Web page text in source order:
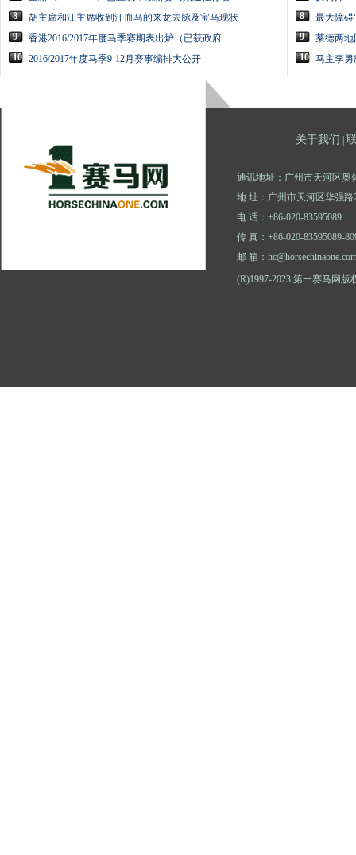
8
胡主席和江主席收到汗血马的来龙去脉及宝马现状
9
香港2016/2017年度马季赛期表出炉（已获政府
10 2016/2017年度马季9-12月赛事编排大公开
8
最大障碍
9
莱德两地
10 马主李勇
关于我们
通讯地址：广州市天河区奥
地 址：广州市天河区华强路
电 话：+86-020-83595089
传 真：+86-020-83595089-
邮 箱：
(R)1997-2023 第一赛马网版